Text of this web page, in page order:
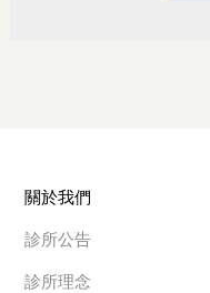
關於我們
診所公告
診所理念